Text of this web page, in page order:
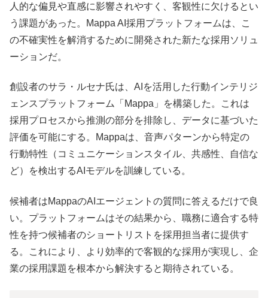
人的な偏見や直感に影響されやすく、客観性に欠けるとい
う課題があった。Mappa AI採用プラットフォームは、こ
の不確実性を解消するために開発された新たな採用ソリュ
ーションだ。
創設者のサラ・ルセナ氏は、AIを活用した行動インテリジ
ェンスプラットフォーム「Mappa」を構築した。これは
採用プロセスから推測の部分を排除し、データに基づいた
評価を可能にする。Mappaは、音声パターンから特定の
行動特性（コミュニケーションスタイル、共感性、自信な
ど）を検出するAIモデルを訓練している。
候補者はMappaのAIエージェントの質問に答えるだけで良
い。プラットフォームはその結果から、職務に適合する特
性を持つ候補者のショートリストを採用担当者に提供す
る。これにより、より効率的で客観的な採用が実現し、企
業の採用課題を根本から解決すると期待されている。